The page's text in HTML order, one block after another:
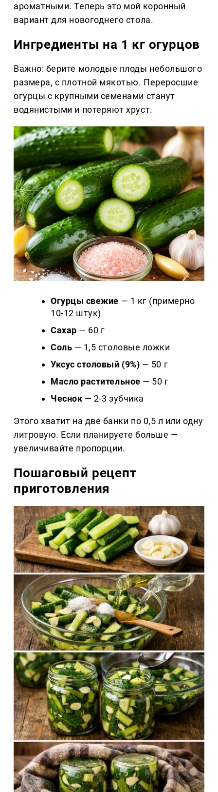
ароматными. Теперь это мой коронный
вариант для новогоднего стола.
Ингредиенты на 1 кг огурцов
Важно: берите молодые плоды небольшого
размера, с плотной мякотью. Переросшие
огурцы с крупными семенами станут
водянистыми и потеряют хруст.
Огурцы свежие — 1 кг (примерно
10-12 штук)
Сахар — 60 г
Соль — 1,5 столовые ложки
Уксус столовый (9%) — 50 г
Масло растительное — 50 г
Чеснок — 2-3 зубчика
Этого хватит на две банки по 0,5 л или одну
литровую. Если планируете больше —
увеличивайте пропорции.
Пошаговый рецепт
приготовления